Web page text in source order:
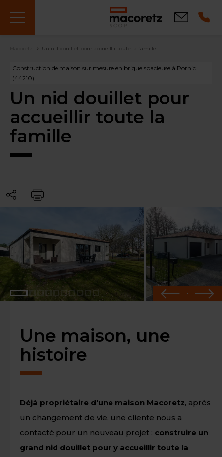
principal
Contact
Un nid douillet pour accueillir toute la famille
Construction de maison sur mesure en brique spacieuse à Pornic
(44210)
Un nid douillet pour
accueillir toute la
famille
PartagerImprimer
Une maison, une
histoire
Déjà propriétaire d'une maison Macoretz, après
un changement de vie, une cliente nous a
contacté pour un nouveau projet : construire un
grand nid douillet pour y accueillir toute la